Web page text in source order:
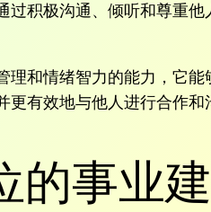
积极沟通、倾听和尊重
和情绪智力的能力，它
有效地与他人进行合作和
的事业